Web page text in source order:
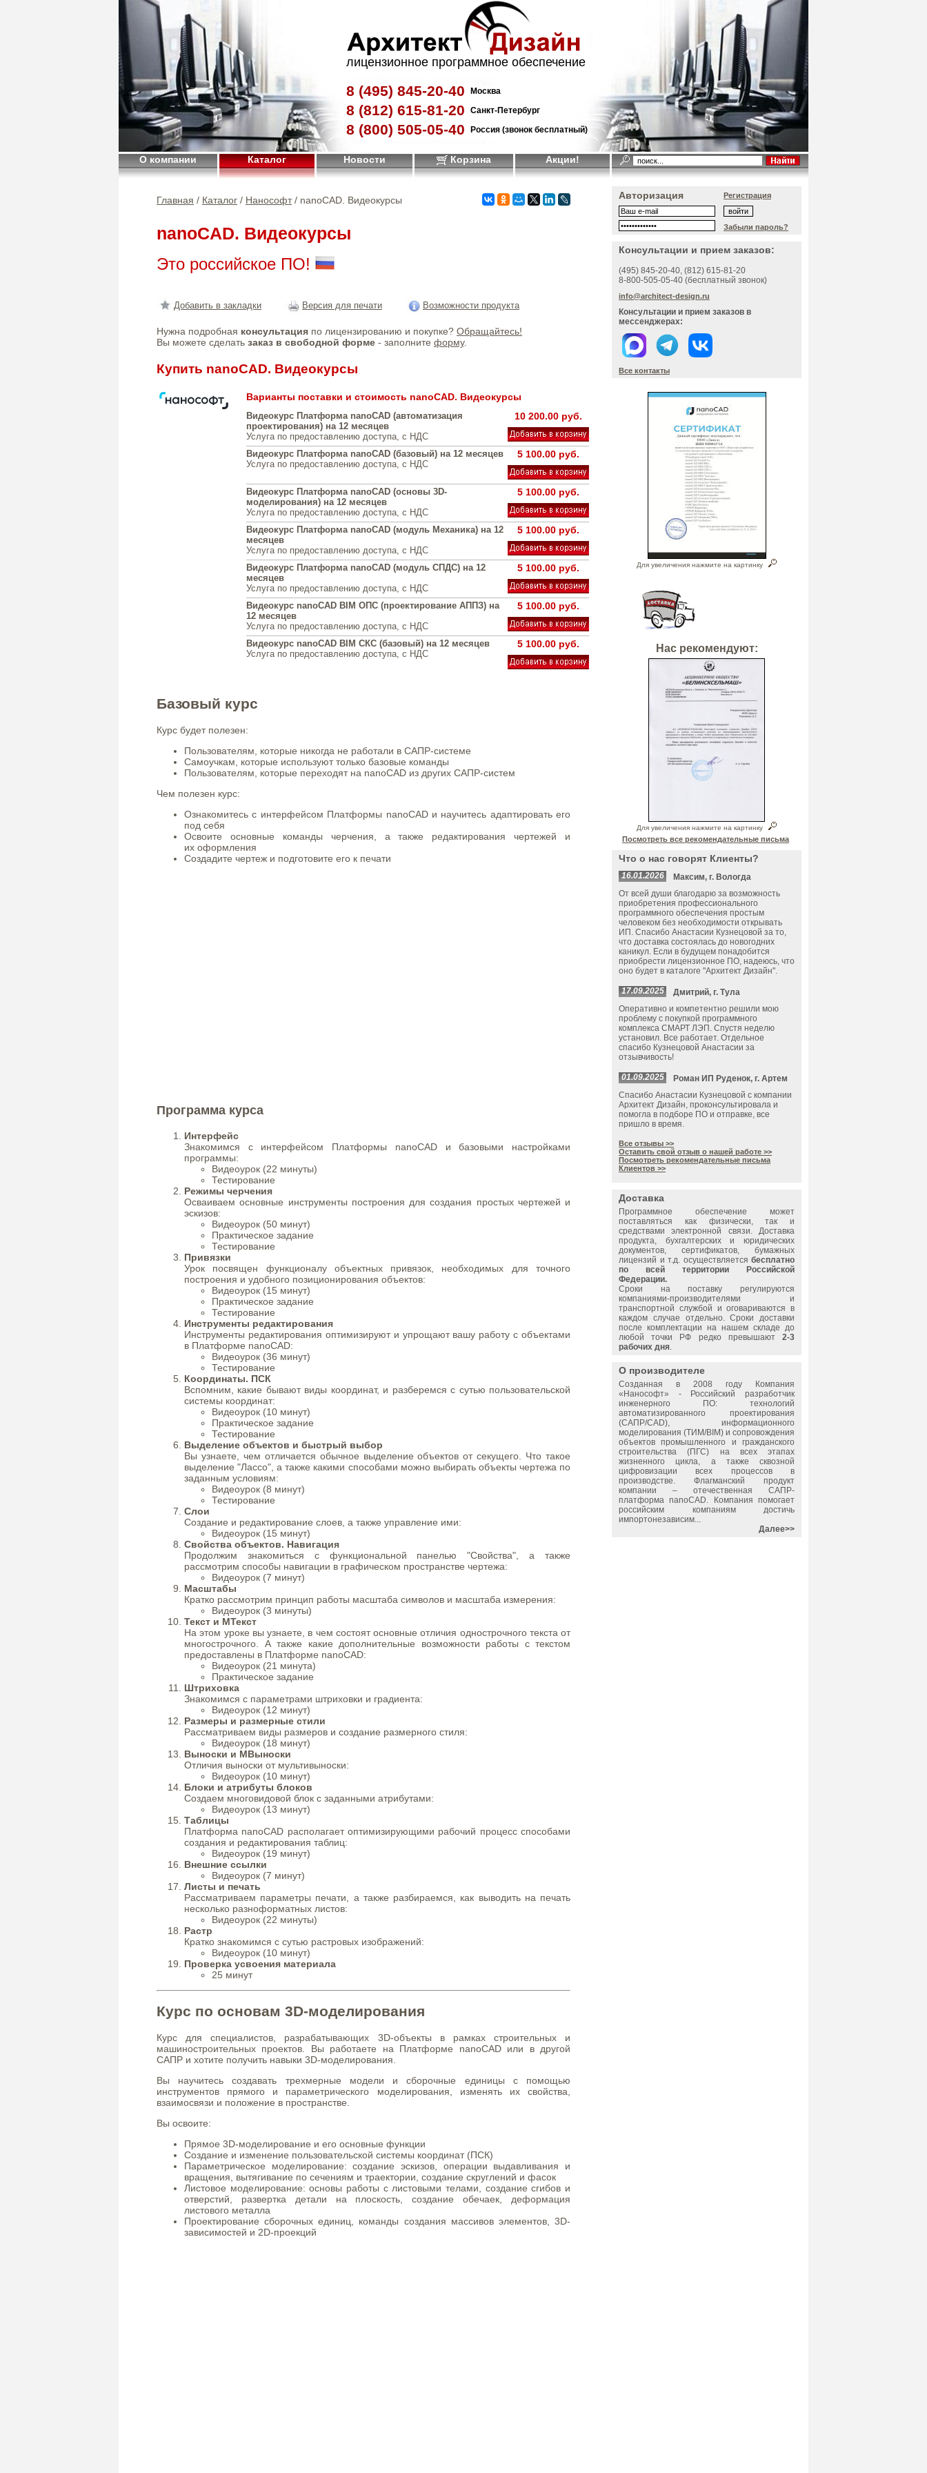
лицензионное программное обеспечение
8 (495) 845-20-40 Москва
8 (812) 615-81-20 Санкт-Петербург
8 (800) 505-05-40 Россия (звонок бесплатный)
О компании Каталог Новости Корзина Акции!
Главная / Каталог / Нанософт/ nanoCAD. Видеокурсы
nanoCAD. Видеокурсы
Это российское ПО!
Добавить в закладки Версия для печати Возможности продукта
Нужна подробная консультация по лицензированию и покупке? Обращайтесь!
Вы можете сделать заказ в свободной форме - заполните форму.
Купить nanoCAD. Видеокурсы
Варианты поставки и стоимость nanoCAD. Видеокурсы
Видеокурс Платформа nanoCAD (автоматизация
проектирования) на 12 месяцев
Услуга по предоставлению доступа, с НДС
10 200.00 руб.
Видеокурс Платформа nanoCAD (базовый) на 12 месяцев
Услуга по предоставлению доступа, с НДС
5 100.00 руб.
Видеокурс Платформа nanoCAD (основы 3D-
моделирования) на 12 месяцев
Услуга по предоставлению доступа, с НДС
5 100.00 руб.
Видеокурс Платформа nanoCAD (модуль Механика) на 12
месяцев
Услуга по предоставлению доступа, с НДС
5 100.00 руб.
Видеокурс Платформа nanoCAD (модуль СПДС) на 12
месяцев
Услуга по предоставлению доступа, с НДС
5 100.00 руб.
Видеокурс nanoCAD BIM ОПС (проектирование АППЗ) на
12 месяцев
Услуга по предоставлению доступа, с НДС
5 100.00 руб.
Видеокурс nanoCAD BIM СКС (базовый) на 12 месяцев
Услуга по предоставлению доступа, с НДС
5 100.00 руб.
Базовый курс
Курс будет полезен:
Пользователям, которые никогда не работали в САПР-системе
Самоучкам, которые используют только базовые команды
Пользователям, которые переходят на nanoCAD из других САПР-систем
Чем полезен курс:
Ознакомитесь с интерфейсом Платформы nanoCAD и научитесь адаптировать его
под себя
Освоите основные команды черчения, а также редактирования чертежей и
их оформления
Создадите чертеж и подготовите его к печати
Программа курса
Интерфейс
Знакомимся с интерфейсом Платформы nanoCAD и базовыми настройками
программы:
Видеоурок (22 минуты)
Тестирование
Режимы черчения
Осваиваем основные инструменты построения для создания простых чертежей и
эскизов:
Видеоурок (50 минут)
Практическое задание
Тестирование
Привязки
Урок посвящен функционалу объектных привязок, необходимых для точного
построения и удобного позиционирования объектов:
Видеоурок (15 минут)
Практическое задание
Тестирование
Инструменты редактирования
Инструменты редактирования оптимизируют и упрощают вашу работу с объектами
в Платформе nanoCAD:
Видеоурок (36 минут)
Тестирование
Координаты. ПСК
Вспомним, какие бывают виды координат, и разберемся с сутью пользовательской
системы координат:
Видеоурок (10 минут)
Практическое задание
Тестирование
Выделение объектов и быстрый выбор
Вы узнаете, чем отличается обычное выделение объектов от секущего. Что такое
выделение "Лассо", а также какими способами можно выбирать объекты чертежа по
заданным условиям:
Видеоурок (8 минут)
Тестирование
Слои
Создание и редактирование слоев, а также управление ими:
Видеоурок (15 минут)
Свойства объектов. Навигация
Продолжим знакомиться с функциональной панелью "Свойства", а также
рассмотрим способы навигации в графическом пространстве чертежа:
Видеоурок (7 минут)
Масштабы
Кратко рассмотрим принцип работы масштаба символов и масштаба измерения:
Видеоурок (3 минуты)
Текст и МТекст
На этом уроке вы узнаете, в чем состоят основные отличия однострочного текста от
многострочного. А также какие дополнительные возможности работы с текстом
предоставлены в Платформе nanoCAD:
Видеоурок (21 минута)
Практическое задание
Штриховка
Знакомимся с параметрами штриховки и градиента:
Видеоурок (12 минут)
Размеры и размерные стили
Рассматриваем виды размеров и создание размерного стиля:
Видеоурок (18 минут)
Выноски и МВыноски
Отличия выноски от мультивыноски:
Видеоурок (10 минут)
Блоки и атрибуты блоков
Создаем многовидовой блок с заданными атрибутами:
Видеоурок (13 минут)
Таблицы
Платформа nanoCAD располагает оптимизирующими рабочий процесс способами
создания и редактирования таблиц:
Видеоурок (19 минут)
Внешние ссылки
Видеоурок (7 минут)
Листы и печать
Рассматриваем параметры печати, а также разбираемся, как выводить на печать
несколько разноформатных листов:
Видеоурок (22 минуты)
Растр
Кратко знакомимся с сутью растровых изображений:
Видеоурок (10 минут)
Проверка усвоения материала
25 минут
Курс по основам 3D-моделирования
Курс для специалистов, разрабатывающих 3D-объекты в рамках строительных и
машиностроительных проектов. Вы работаете на Платформе nanoCAD или в другой
САПР и хотите получить навыки 3D-моделирования.
Вы научитесь создавать трехмерные модели и сборочные единицы с помощью
инструментов прямого и параметрического моделирования, изменять их свойства,
взаимосвязи и положение в пространстве.
Вы освоите:
Прямое 3D-моделирование и его основные функции
Создание и изменение пользовательской системы координат (ПСК)
Параметрическое моделирование: создание эскизов, операции выдавливания и
вращения, вытягивание по сечениям и траектории, создание скруглений и фасок
Листовое моделирование: основы работы с листовыми телами, создание сгибов и
отверстий, развертка детали на плоскость, создание обечаек, деформация
листового металла
Проектирование сборочных единиц, команды создания массивов элементов, 3D-
зависимостей и 2D-проекций
Авторизация Регистрация
Забыли пароль?
Консультации и прием заказов:
(495) 845-20-40, (812) 615-81-20
8-800-505-05-40 (бесплатный звонок)
info@architect-design.ru
Консультации и прием заказов в
мессенджерах:
Все контакты
Для увеличения нажмите на картинку
Нас рекомендуют:
Для увеличения нажмите на картинку
Посмотреть все рекомендательные письма
Что о нас говорят Клиенты?
16.01.2026
Максим, г. Вологда
От всей души благодарю за возможность
приобретения профессионального
программного обеспечения простым
человеком без необходимости открывать
ИП. Спасибо Анастасии Кузнецовой за то,
что доставка состоялась до новогодних
каникул. Если в будущем понадобится
приобрести лицензионное ПО, надеюсь, что
оно будет в каталоге "Архитект Дизайн".
17.09.2025
Дмитрий, г. Тула
Оперативно и компетентно решили мою
проблему с покупкой программного
комплекса СМАРТ ЛЭП. Спустя неделю
установил. Все работает. Отдельное
спасибо Кузнецовой Анастасии за
отзывчивость!
01.09.2025
Роман ИП Руденок, г. Артем
Спасибо Анастасии Кузнецовой с компании
Архитект Дизайн, проконсультировала и
помогла в подборе ПО и отправке, все
пришло в время.
Все отзывы >>
Оставить свой отзыв о нашей работе >>
Посмотреть рекомендательные письма
Клиентов >>
Доставка
Программное обеспечение может
поставляться как физически, так и
средствами электронной связи. Доставка
продукта, бухгалтерских и юридических
документов, сертификатов, бумажных
лицензий и т.д. осуществляется бесплатно
по всей территории Российской
Федерации.
Сроки на поставку регулируются
компаниями-производителями и
транспортной службой и оговариваются в
каждом случае отдельно. Сроки доставки
после комплектации на нашем складе до
любой точки РФ редко превышают 2-3
рабочих дня.
О производителе
Созданная в 2008 году Компания
« Нанософт» - Российский разработчик
инженерного ПО: технологий
автоматизированного проектирования
(САПР/CAD), информационного
моделирования (ТИМ/BIM) и сопровождения
объектов промышленного и гражданского
строительства (ПГС) на всех этапах
жизненного цикла, а также сквозной
цифровизации всех процессов в
производстве. Флагманский продукт
компании – отечественная САПР-
платформа nanoCAD. Компания помогает
российским компаниям достичь
импортонезависим...
Далее>>